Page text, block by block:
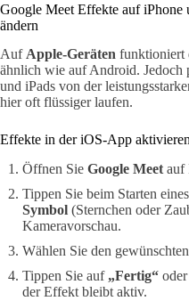
Google Meet Effekte auf iPhone
ändern
Auf Apple-Geräten funktioniert
ähnlich wie auf Android. Jedoch
und iPads von der
hier oft flüssiger laufen.
Effekte in der iOS-App aktivieren
Öffnen Sie Google Meet auf
Tippen Sie beim Starten
Symbol (Sternchen oder
Kameravorschau.
Wählen Sie den
Tippen Sie auf „Fertig“
der Effekt bleibt aktiv.